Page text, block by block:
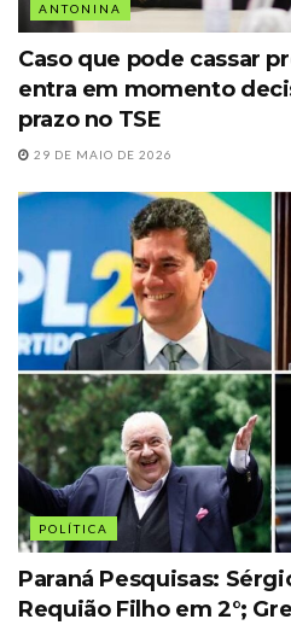
ANTONINA
Caso que pode cassar
entra em momento
prazo no TSE
29 DE MAIO DE 2026
POLÍTICA
Paraná Pesquisas:
Requião Filho em 2°;